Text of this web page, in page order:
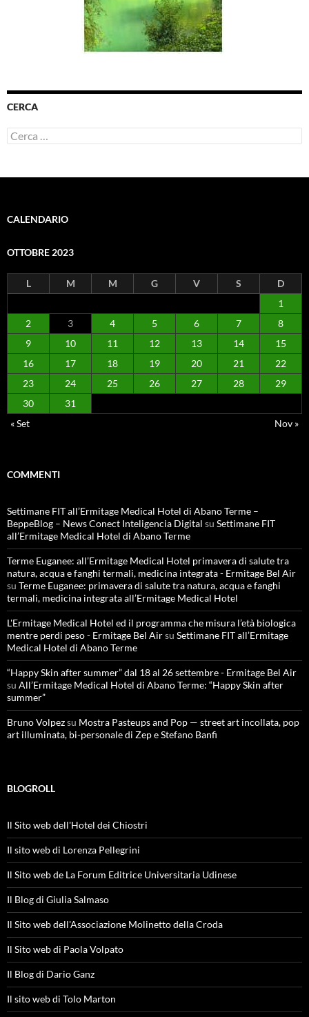
CERCA
Ricerca
per:
CALENDARIO
OTTOBRE 2023
L M M G V S
D
1
2
3 4 5 6 7
8
9
10 11 12 13 14
15
16
17 18 19 20 21
22
23
24 25 26 27 28
29
30
31
« Set
Nov »
COMMENTI
Settimane FIT all’Ermitage Medical Hotel di Abano Terme –
BeppeBlog – News Conect Inteligencia Digital su Settimane FIT
all’Ermitage Medical Hotel di Abano Terme
Terme Euganee: all’Ermitage Medical Hotel primavera di salute tra
natura, acqua e fanghi termali, medicina integrata - Ermitage Bel Air
su Terme Euganee: primavera di salute tra natura, acqua e fanghi
termali, medicina integrata all’Ermitage Medical Hotel
L'Ermitage Medical Hotel ed il programma che misura l’età biologica
mentre perdi peso - Ermitage Bel Airsu Settimane FIT all’Ermitage
Medical Hotel di Abano Terme
“Happy Skin after summer” dal 18 al 26 settembre - Ermitage Bel Air
su All’Ermitage Medical Hotel di Abano Terme: “Happy Skin after
summer”
Bruno Volpezsu Mostra Pasteups and Pop — street art incollata, pop
art illuminata, bi-personale di Zep e Stefano Banfi
BLOGROLL
Il Sito web dell'Hotel dei Chiostri
Il sito web di Lorenza Pellegrini
Il Sito web de La Forum Editrice Universitaria Udinese
Il Blog di Giulia Salmaso
Il Sito web dell'Associazione Molinetto della Croda
Il Sito web di Paola Volpato
Il Blog di Dario Ganz
Il sito web di Tolo Marton